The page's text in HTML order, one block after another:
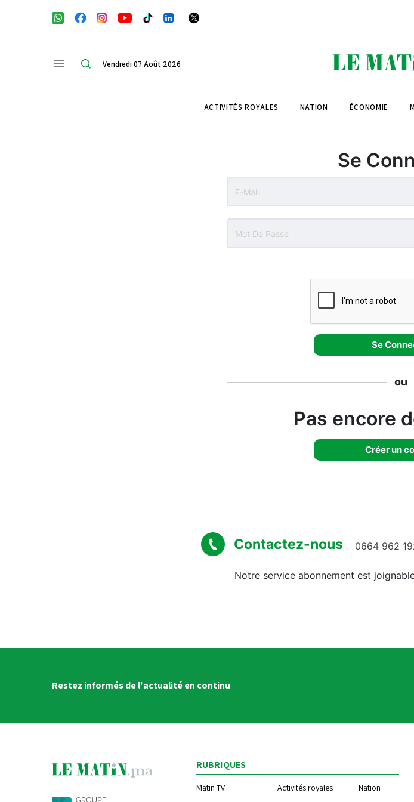
Vendredi 07 Août 2026
ACTIVITÉS ROYALES NATION ÉCONOMIE
Se
ou
Pas encore
Créer un
Contactez-nous 0664 962
Notre service abonnement est
Restez informés de l'actualité en continu
RUBRIQUES
Matin TV Activités royales
Nation